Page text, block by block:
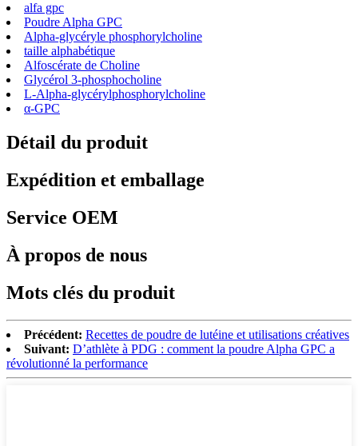
alfa gpc
Poudre Alpha GPC
Alpha-glycéryle phosphorylcholine
taille alphabétique
Alfoscérate de Choline
Glycérol 3-phosphocholine
L-Alpha-glycérylphosphorylcholine
α-GPC
Détail du produit
Expédition et emballage
Service OEM
À propos de nous
Mots clés du produit
Précédent: Recettes de poudre de lutéine et utilisations créatives
Suivant: D’athlète à PDG : comment la poudre Alpha GPC a
révolutionné la performance